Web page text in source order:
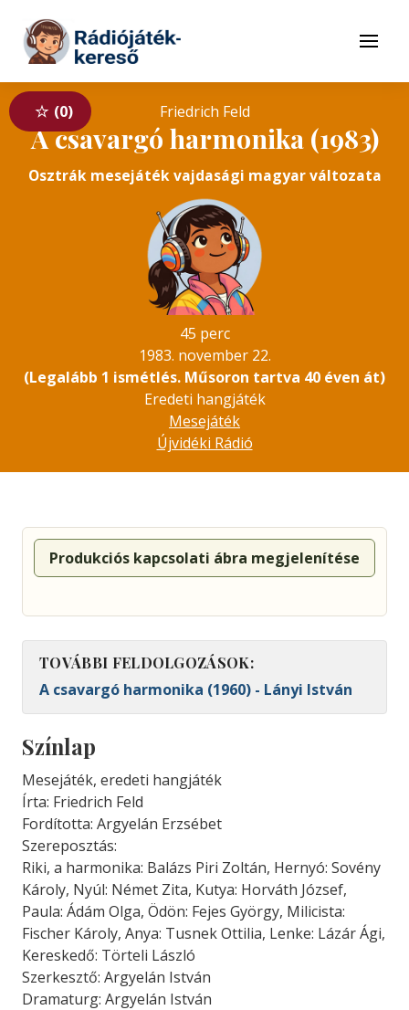
Tovább a tartalomhoz
Menü
0 Friedrich Feld
A csavargó harmonika (1983)
Osztrák mesejáték vajdasági magyar változata
45 perc
1983. november 22.
(Legalább 1 ismétlés. Műsoron tartva 40 éven át)
Eredeti hangjáték
Mesejáték
Újvidéki Rádió
Produkciós kapcsolati ábra megjelenítése
TOVÁBBI FELDOLGOZÁSOK:
A csavargó harmonika (1960) - Lányi István
Színlap
Mesejáték, eredeti hangjáték
Írta: Friedrich Feld
Fordította: Argyelán Erzsébet
Szereposztás:
Riki, a harmonika: Balázs Piri Zoltán, Hernyó: Sovény
Károly, Nyúl: Német Zita, Kutya: Horváth József,
Paula: Ádám Olga, Ödön: Fejes György, Milicista:
Fischer Károly, Anya: Tusnek Ottilia, Lenke: Lázár Ági,
Kereskedő: Törteli László
Szerkesztő: Argyelán István
Dramaturg: Argyelán István